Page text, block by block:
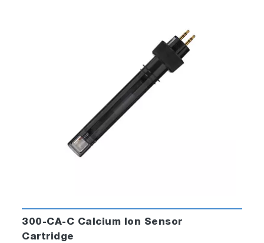
300-CA-C Calcium Ion Sensor
Cartridge